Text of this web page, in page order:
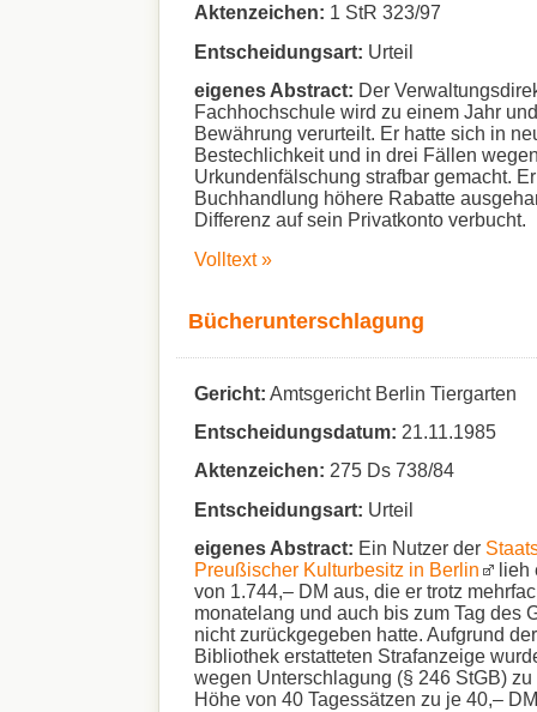
Aktenzeichen: 1 StR 323/97
Entscheidungsart: Urteil
eigenes Abstract: Der
Fachhochschule wird zu einem Jahr
Bewährung verurteilt. Er hatte sich in
Bestechlichkeit und in drei Fällen
Urkundenfälschung strafbar gemacht.
Buchhandlung höhere Rabatte
Differenz auf sein Privatkonto verbucht.
Volltext »
Bücherunterschlagung
Gericht: Amtsgericht Berlin Tiergarten
Entscheidungsdatum: 21.11.1985
Aktenzeichen: 275 Ds 738/84
Entscheidungsart: Urteil
eigenes Abstract: Ein Nutzer der
Preußischer Kulturbesitz in Berlin
lieh
von 1.744,– DM aus, die er trotz
monatelang und auch bis zum Tag des
nicht zurückgegeben hatte. Aufgrund
Bibliothek erstatteten Strafanzeige
wegen Unterschlagung (§ 246 StGB)
Höhe von 40 Tagessätzen zu je 40,–